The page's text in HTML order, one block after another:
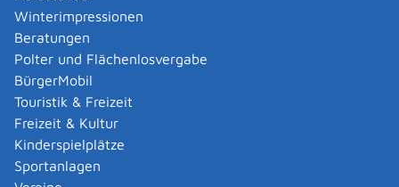
Winterimpressionen
Beratungen
Polter und Flächenlosvergabe
BürgerMobil
Touristik & Freizeit
Freizeit & Kultur
Kinderspielplätze
Sportanlagen
Voraussetzungen erhalten Sie den
Zuwendungsbescheid sowie Formulare für die
Auszahlung und für den Verwendungsnachweis. Der
Zuwendungsbescheid wird elektronisch per E-Mail
versendet oder an Ihr service-bw-Postfach
zugestellt.
Anschließend können Sie die Mittelanforderung
(Auszahlung des Förderbetrages) ganz oder in
Teilbeträgen per E-Mail beim zuständigen